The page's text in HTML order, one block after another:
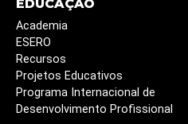
EDUCAÇÃO
Academia
ESERO
Recursos
Projetos Educativos
Programa Internacional de
Desenvolvimento Profissional